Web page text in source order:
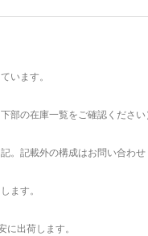
います。
部の在庫一覧をご確認ください
。記載外の構成はお問い合わ
ます。
出荷します。